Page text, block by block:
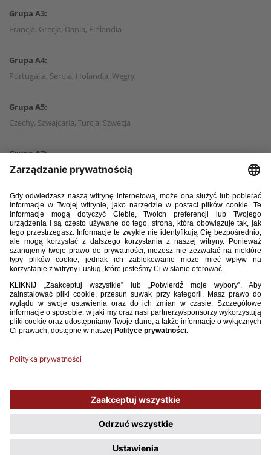
Grupa A3:
Francja, Grecja, Dania, Finlandia
Grupa A4:
Portugalia, Serbia, Holandia, Węgry
Grupa A5:
Czechy, Szwajcaria, Turcja, Szwecja
Grupa A7:
Anglia, Irlandia Północna, Słowenia, Izrael
Zajęcie pierwszego miejsca w grupie da awans na EURO U-17 2025 (19
maja – 1 czerwca 2025 w Albanii) oraz rozstawienie w pierwszym
koszyku przed losowaniem pierwszej rundy kwalifikacji do EURO U-19
2027. Drugie miejsce to w tym losowaniu drugi koszyk, trzecie – trzeci,
a czwarte – spadek do Ligi B. Awans z rozgrywanej równolegle Ligi B (5
grup cztero- i 2 grupy trzyzespołowe) wywalczą triumfatorzy grup,
którzy na kolejnym etapie w Lidze A będą losowani z czwartego
koszyka.
o awans do mistrzostw świata U-17, które od 2025 roku będą
będzie brało 48 drużyn. Dokładne zasady kwalifikacji na mundial nie
zostały jeszcze ogłoszone.
Używamy plików cookies, aby ułatwić Ci korzystanie z naszego serwisu
oraz do celów statystycznych. Jeśli nie blokujesz tych plików, to zgadzasz
się na ich użycie oraz zapisanie w pamięci urządzenia. Pamiętaj, że
możesz samodzielnie zarządzać cookies, zmieniając ustawienia
przeglądarki.
Polityka plików Cookies.